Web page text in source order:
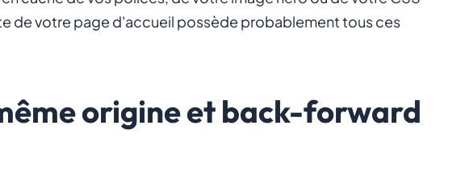
de votre page d'accueil possède probablement tous ces
origine et back-forward